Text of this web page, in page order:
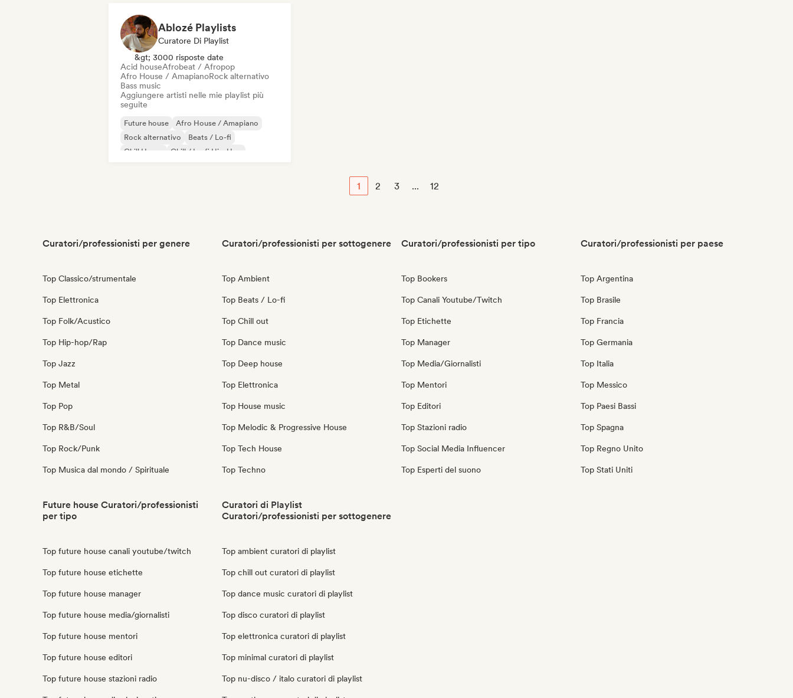
Ablozé Playlists
Curatore Di Playlist
&gt; 3000 risposte date
Acid houseAfrobeat / Afropop
Afro House / AmapianoRock alternativo
Bass music
Aggiungere artisti nelle mie playlist più
seguite
Future house
Afro House / Amapiano
Rock alternativo
Beats / Lo-fi
Chill House
Chill / Lo-fi Hip-Hop
1 2 3 ... 12
Curatori/professionisti per genere
Top Classico/strumentale
Top Elettronica
Top Folk/Acustico
Top Hip-hop/Rap
Top Jazz
Top Metal
Top Pop
Top R&B/Soul
Top Rock/Punk
Top Musica dal mondo / Spirituale
Curatori/professionisti per sottogenere
Top Ambient
Top Beats / Lo-fi
Top Chill out
Top Dance music
Top Deep house
Top Elettronica
Top House music
Top Melodic & Progressive House
Top Tech House
Top Techno
Curatori/professionisti per tipo
Top Bookers
Top Canali Youtube/Twitch
Top Etichette
Top Manager
Top Media/Giornalisti
Top Mentori
Top Editori
Top Stazioni radio
Top Social Media Influencer
Top Esperti del suono
Curatori/professionisti per paese
Top Argentina
Top Brasile
Top Francia
Top Germania
Top Italia
Top Messico
Top Paesi Bassi
Top Spagna
Top Regno Unito
Top Stati Uniti
Future house Curatori/professionisti
per tipo
Top future house canali youtube/twitch
Top future house etichette
Top future house manager
Top future house media/giornalisti
Top future house mentori
Top future house editori
Top future house stazioni radio
Curatori di Playlist
Curatori/professionisti per sottogenere
Top ambient curatori di playlist
Top chill out curatori di playlist
Top dance music curatori di playlist
Top disco curatori di playlist
Top elettronica curatori di playlist
Top minimal curatori di playlist
Top nu-disco / italo curatori di playlist